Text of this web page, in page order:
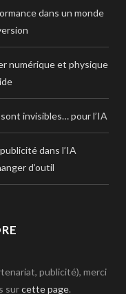
dans un monde
numérique et physique
invisibles… pour l’IA
dans l’IA
d’outil
publicité), merci
surcette page.